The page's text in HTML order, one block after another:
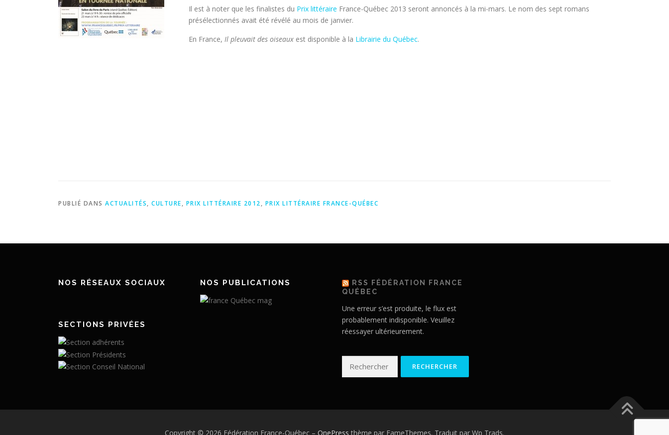
Il est à noter que les finalistes du Prix littéraire France-Québec 2013 seront annoncés à la mi-mars. Le nom des sept romans
présélectionnés avait été révélé au mois de janvier.
En France, Il pleuvait des oiseaux est disponible à la Librairie du Québec.
PUBLIÉ DANS ACTUALITÉS, CULTURE, PRIX LITTÉRAIRE 2012, PRIX LITTÉRAIRE FRANCE-QUÉBEC
NOS RÉSEAUX SOCIAUX
SECTIONS PRIVÉES
NOS PUBLICATIONS
RSS FÉDÉRATION FRANCE
QUÉBEC
Une erreur s’est produite, le flux est
probablement indisponible. Veuillez
réessayer ultérieurement.
Copyright © 2026 Fédération France-Québec – OnePress thème par FameThemes. Traduit par Wp Trads.